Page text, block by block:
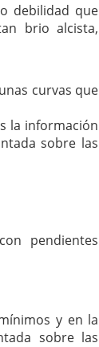
debilidad que
brio alcista,
curvas que
la información
sobre las
pendientes
y en la
sobre las